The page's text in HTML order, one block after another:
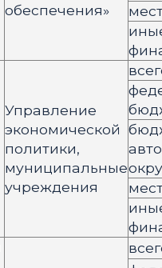
обеспечения»
Управление
экономической
политики,
муниципальные
учреждения